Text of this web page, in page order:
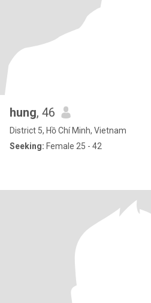
hung, 46
District 5, Hồ Chí Minh, Vietnam
Seeking: Female 25 - 42